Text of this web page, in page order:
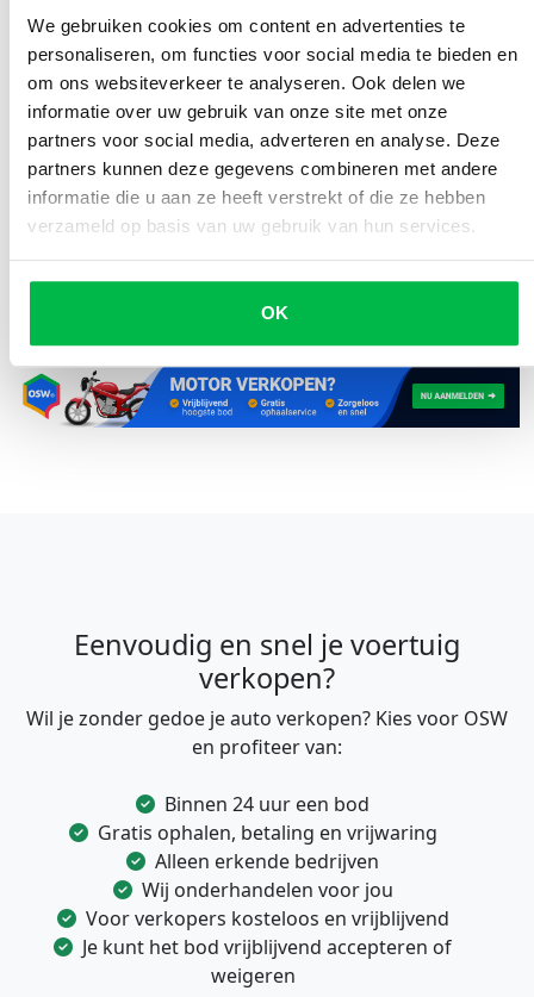
We gebruiken cookies om content en advertenties te
personaliseren, om functies voor social media te bieden en
om ons websiteverkeer te analyseren. Ook delen we
informatie over uw gebruik van onze site met onze
partners voor social media, adverteren en analyse. Deze
partners kunnen deze gegevens combineren met andere
informatie die u aan ze heeft verstrekt of die ze hebben
verzameld op basis van uw gebruik van hun services.
OK
Plan de route
Plan pauzes in
Bagage
Geplaatst door
Denise Meijer
Delen
Eenvoudig en snel je voertuig
verkopen?
Wil je zonder gedoe je auto verkopen? Kies voor OSW
en profiteer van:
Binnen 24 uur een bod
Gratis ophalen, betaling en vrijwaring
Alleen erkende bedrijven
Wij onderhandelen voor jou
Voor verkopers kosteloos en vrijblijvend
Je kunt het bod vrijblijvend accepteren of
weigeren